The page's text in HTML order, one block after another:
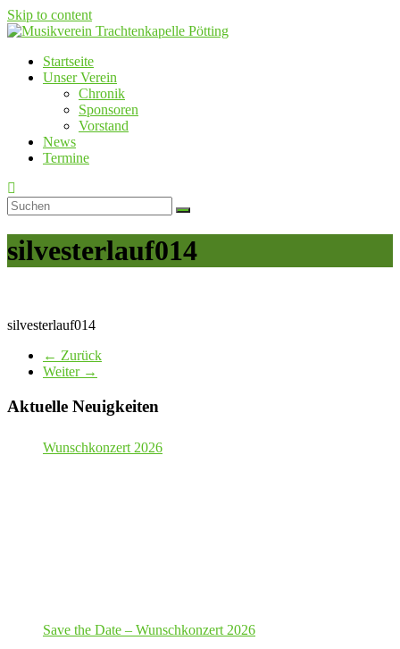
Skip to content
Musikverein Trachtenkapelle Pötting
Startseite
Unser Verein
Chronik
Sponsoren
Vorstand
News
Termine
silvesterlauf014
silvesterlauf014
← Zurück
Weiter →
Aktuelle Neuigkeiten
Wunschkonzert 2026
Save the Date – Wunschkonzert 2026